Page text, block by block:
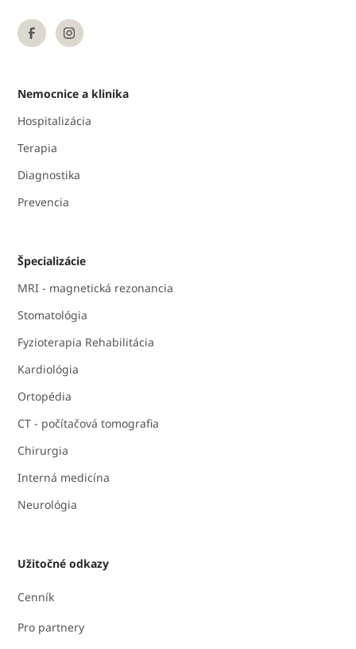
Nemocnice a klinika
Hospitalizácia
Terapia
Diagnostika
Prevencia
Špecializácie
MRI - magnetická rezonancia
Stomatológia
Fyzioterapia Rehabilitácia
Kardiológia
Ortopédia
CT - počítačová tomografia
Chirurgia
Interná medicína
Neurológia
Užitočné odkazy
Cenník
Pro partnery